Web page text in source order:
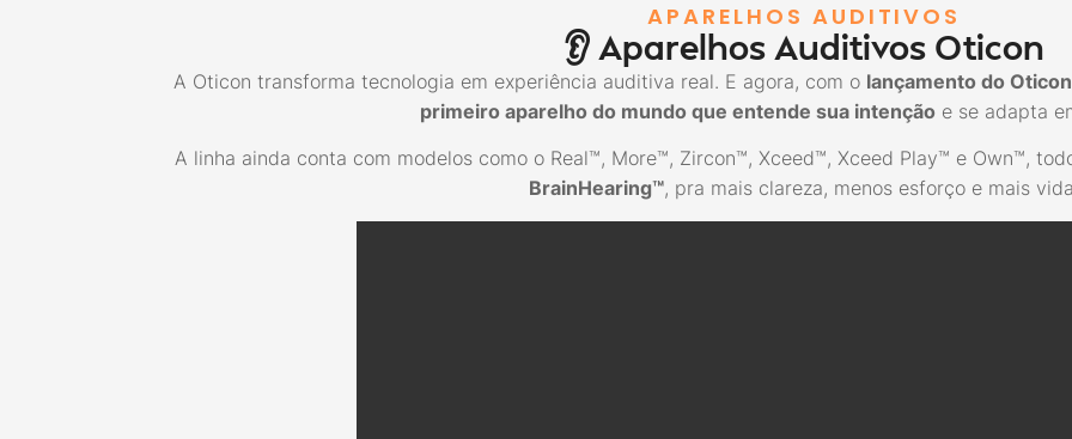
APARELHOS AUDITIVOS
👂 Aparelhos Auditivos Oticon
A Oticon transforma tecnologia em experiência auditiva real. E agora, com o lançamento do
primeiro aparelho do mundo que entende sua intençãoe se adapta
A linha ainda conta com modelos como o Real™, More™, Zircon™, Xceed™, Xceed Play™ e Own™,
BrainHearing™, pra mais clareza, menos esforço e mais